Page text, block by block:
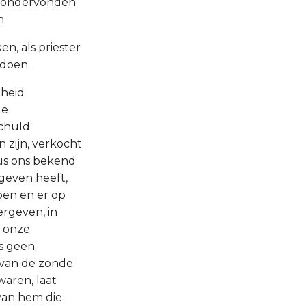
als priester
zijn, verkocht
ons bekend
heeft,
en er op
in
geen
de zonde
laat
hem die